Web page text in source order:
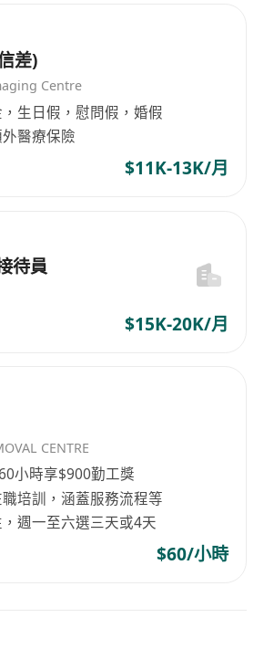
差)
Centre
生日假，慰問假，婚假
醫療保險
$11K-13K/月
待員
$15K-20K/月
CENTRE
小時享$900勤工獎
培訓，涵蓋服務流程等
週一至六選三天或4天
$60/小時